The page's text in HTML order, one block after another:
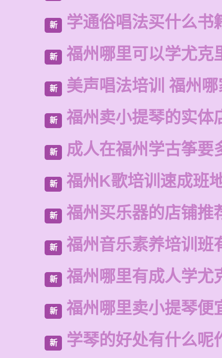
新 学通俗唱法买什么书
新 福州哪里可以学尤克
新 美声唱法培训 福州
新 福州卖小提琴的实体
新 成人在福州学古筝要
新 福州K歌培训速成班
新 福州买乐器的店铺推
新 福州音乐素养培训班
新 福州哪里有成人学尤
新 福州哪里卖小提琴便
新 学琴的好处有什么呢